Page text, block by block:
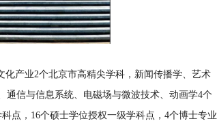
产业2个北京市高精尖学科，新闻传播学、艺术
通信与信息系统、电磁场与微波技术、动画学4个
点，16个硕士学位授权一级学科点，4个博士专业